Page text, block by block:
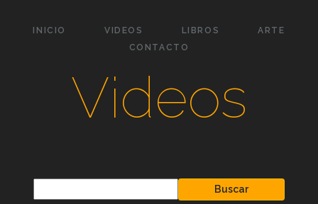
INICIO VIDEOS LIBROS
ARTE
CONTACTO
Videos
Buscar